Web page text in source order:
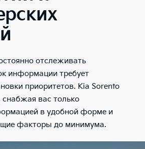
отслеживать
информации требует
приоритетов. Kia Sorento
снабжая вас только
в удобной форме и
факторы до минимума.